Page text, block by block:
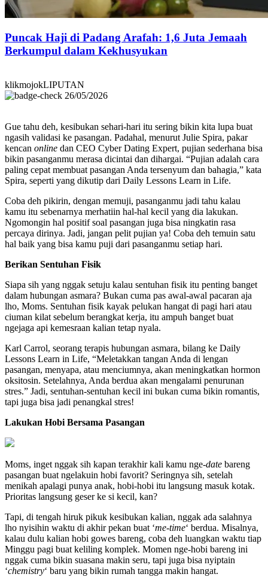
Puncak Haji di Padang Arafah: 1,6 Juta Jemaah
Berkumpul dalam Kekhusyukan
klikmojokLIPUTAN
26/05/2026
Gue tahu deh, kesibukan sehari-hari itu sering bikin kita lupa buat
ngasih validasi ke pasangan. Padahal, menurut Julie Spira, pakar
kencan online dan CEO Cyber Dating Expert, pujian sederhana bisa
bikin pasanganmu merasa dicintai dan dihargai. “Pujian adalah cara
paling cepat membuat pasangan Anda tersenyum dan bahagia,” kata
Spira, seperti yang dikutip dari Daily Lessons Learn in Life.
Coba deh pikirin, dengan memuji, pasanganmu jadi tahu kalau
kamu itu sebenarnya merhatiin hal-hal kecil yang dia lakukan.
Ngomongin hal positif soal pasangan juga bisa ningkatin rasa
percaya dirinya. Jadi, jangan pelit pujian ya! Coba deh temuin satu
hal baik yang bisa kamu puji dari pasanganmu setiap hari.
Berikan Sentuhan Fisik
Siapa sih yang nggak setuju kalau sentuhan fisik itu penting banget
dalam hubungan asmara? Bukan cuma pas awal-awal pacaran aja
lho, Moms. Sentuhan fisik kayak pelukan hangat di pagi hari atau
ciuman kilat sebelum berangkat kerja, itu ampuh banget buat
ngejaga api kemesraan kalian tetap nyala.
Karl Carrol, seorang terapis hubungan asmara, bilang ke Daily
Lessons Learn in Life, “Meletakkan tangan Anda di lengan
pasangan, menyapa, atau menciumnya, akan meningkatkan hormon
oksitosin. Setelahnya, Anda berdua akan mengalami penurunan
stres.” Jadi, sentuhan-sentuhan kecil ini bukan cuma bikin romantis,
tapi juga bisa jadi penangkal stres!
Lakukan Hobi Bersama Pasangan
Moms, inget nggak sih kapan terakhir kali kamu nge-date bareng
pasangan buat ngelakuin hobi favorit? Seringnya sih, setelah
menikah apalagi punya anak, hobi-hobi itu langsung masuk kotak.
Prioritas langsung geser ke si kecil, kan?
Tapi, di tengah hiruk pikuk kesibukan kalian, nggak ada salahnya
lho nyisihin waktu di akhir pekan buat ‘me-time‘ berdua. Misalnya,
kalau dulu kalian hobi gowes bareng, coba deh luangkan waktu tiap
Minggu pagi buat keliling komplek. Momen nge-hobi bareng ini
nggak cuma bikin suasana makin seru, tapi juga bisa nyiptain
‘chemistry‘ baru yang bikin rumah tangga makin hangat.